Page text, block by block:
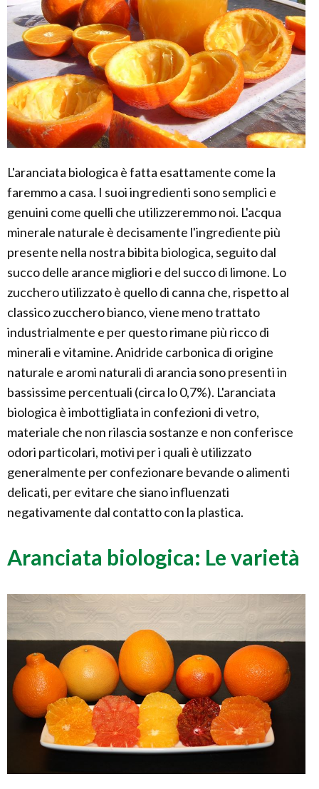
L'aranciata biologica è fatta esattamente come la
faremmo a casa. I suoi ingredienti sono semplici e
genuini come quelli che utilizzeremmo noi. L'acqua
minerale naturale è decisamente l'ingrediente più
presente nella nostra bibita biologica, seguito dal
succo delle arance migliori e del succo di limone. Lo
zucchero utilizzato è quello di canna che, rispetto al
classico zucchero bianco, viene meno trattato
industrialmente e per questo rimane più ricco di
minerali e vitamine. Anidride carbonica di origine
naturale e aromi naturali di arancia sono presenti in
bassissime percentuali (circa lo 0,7%). L'aranciata
biologica è imbottigliata in confezioni di vetro,
materiale che non rilascia sostanze e non conferisce
odori particolari, motivi per i quali è utilizzato
generalmente per confezionare bevande o alimenti
delicati, per evitare che siano influenzati
negativamente dal contatto con la plastica.
Aranciata biologica: Le varietà